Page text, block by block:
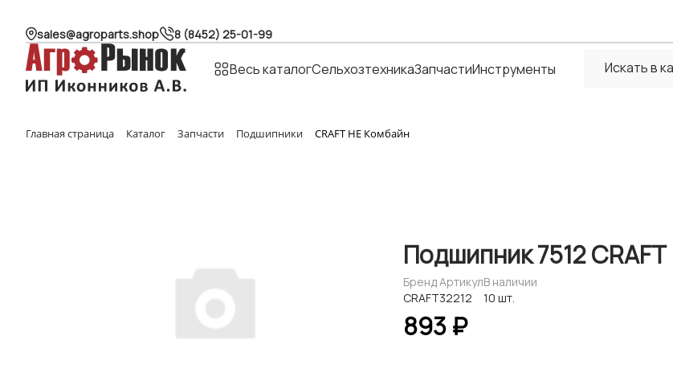
sales@agroparts.shop 8 (8452) 25-01-99
Весь каталогСельхозтехникаЗапчастиИнструменты
Главная страница Каталог Запчасти Подшипники CRAFT НЕ Комбайн
Подшипник 7512 CRAFT
Бренд
CRAFT
Артикул
32212
В наличии
10 шт.
893 ₽